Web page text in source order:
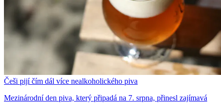
Češi pijí čím dál více nealkoholického piva
Mezinárodní den piva, který připadá na 7. srpna, přinesl zajímavá